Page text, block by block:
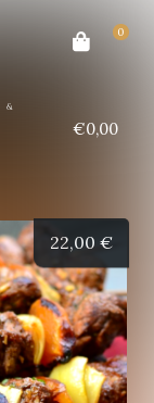
0
€0,00
22,00 €